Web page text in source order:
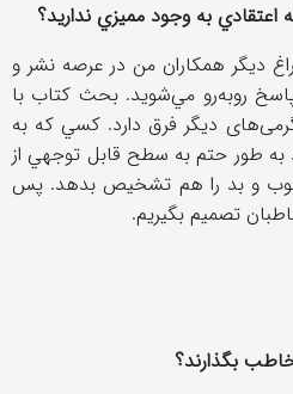
به وجود مميزي نداريد؟
ديگر همكاران من در عرصه نشر و
روبه‌رو مي‌شويد. بحث كتاب با
ديگر فرق دارد. كسي كه به
به طور حتم به سطح قابل توجهي از
خوب و بد را هم تشخيص بدهد. پس
تصمیم بگیریم.
بگذارند؟